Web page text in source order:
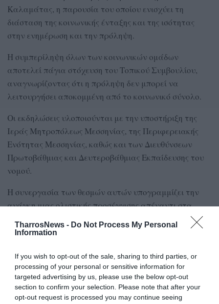
TharrosNews - Do Not Process My Personal
Information
If you wish to opt-out of the sale, sharing to third parties, or
processing of your personal or sensitive information for
targeted advertising by us, please use the below opt-out
section to confirm your selection. Please note that after your
opt-out request is processed you may continue seeing
Καλαμάτας, η παρουσία του οποίου ενισχύει τη
διάσταση της κοινωνικής ένταξης και της ισότητας
στην ενημέρωση και την πρόληψη.
Η συμπερίληψη όλων των κοινωνικών ομάδων
αποτελεί πάγια στόχευση του Τοπικού Συμβουλίου,
αναγνωρίζοντας ότι η πρόληψη δεν μπορεί να
λειτουργήσει αποκομμένη από το κοινωνικό σύνολο.
Οι εκδηλώσεις υλοποιούνται με την υποστήριξη της
Ιεράς Μητροπόλεως Μεσσηνίας, της Περιφερειακής
Ενότητας Μεσσηνίας, καθώς και των Διευθύνσεων
Πρωτοβάθμιας και Δευτεροβάθμιας Εκπαίδευσης του
νομού.
Η συνεργασία των θεσμών αυτών υπογραμμίζει την
ανάγκη μιας ολιστικής προσέγγισης απέναντι στα
αδιαφορίας και κοινωνικού αποκλεισμού.
Σε μια εποχή έντονων κοινωνικών μεταβολών, οι
συγκεκριμένες δράσεις αποτελούν μικρές, αλλά
ουσιαστικές, επενδύσεις στο μέλλον: στη γνώση, στην
πρόληψη και στη διαμόρφωση μιας κοινωνίας που